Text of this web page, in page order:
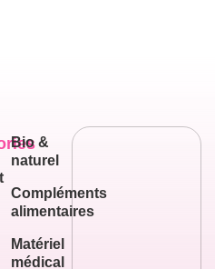
Bio &
naturel
Compléments
alimentaires
Matériel
médical